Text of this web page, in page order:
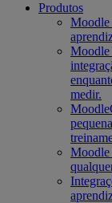
Produtos
Moodle
medir.